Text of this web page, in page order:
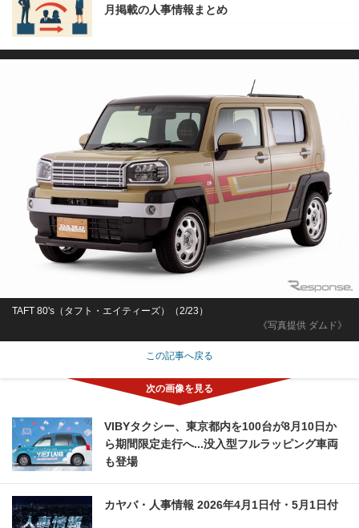
月掲載の人事情報まとめ
《写真提供 ダムド》
TAFT 80's（タフト・エイティーズ）（2/23）
この記事へ戻る
VIBYタクシー、東京都内を100台が8月10日か
ら期間限定走行へ...没入型フルラッピング車両
も登場
カヤバ・人事情報 2026年4月1日付・5月1日付